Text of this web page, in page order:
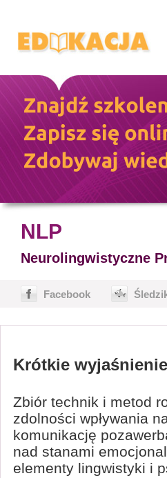
NLP
Neurolingwistyczne
Facebook
Krótkie wyjaśnienie
Zbiór technik i metod
zdolności wpływania
komunikację
nad stanami
elementy lingwistyki i